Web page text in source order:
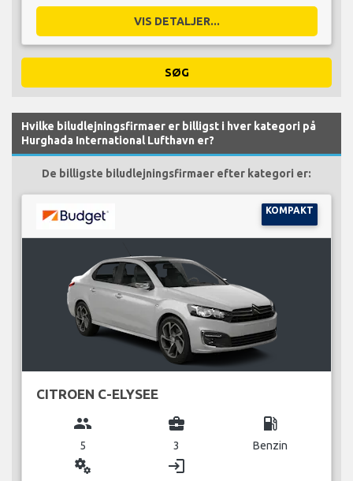
VIS DETALJER...
SØG
Hvilke biludlejningsfirmaer er billigst i hver kategori på
Hurghada International Lufthavn er?
De billigste biludlejningsfirmaer efter kategori er:
KOMPAKT
CITROEN C-ELYSEE
group
5
business_center
3
local_gas_station
Benzin
miscellaneous_services login